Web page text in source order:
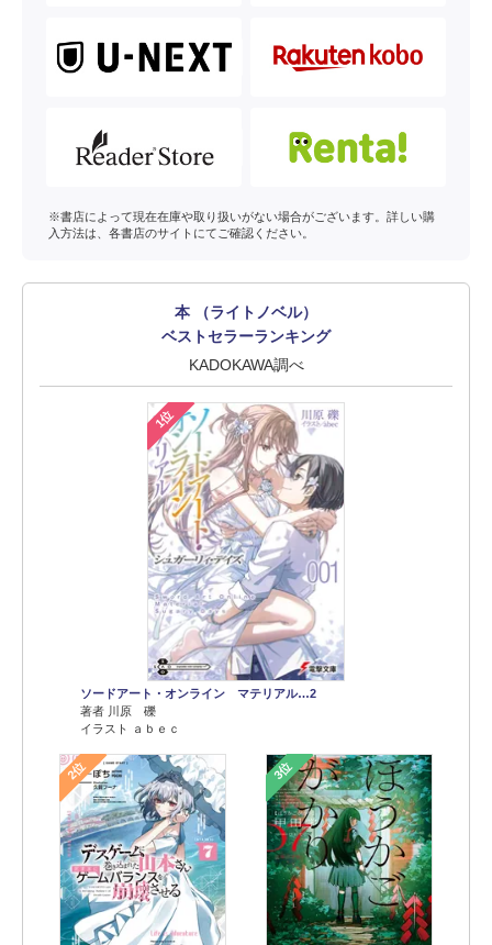
※書店によって現在在庫や取り扱いがない場合がございます。詳しい購
入方法は、各書店のサイトにてご確認ください。
本 （ライトノベル）
ベストセラーランキング
KADOKAWA調べ
1位
ソードアート・オンライン マテリアル…2
著者 川原 礫
イラスト ａｂｅｃ
2位 3位